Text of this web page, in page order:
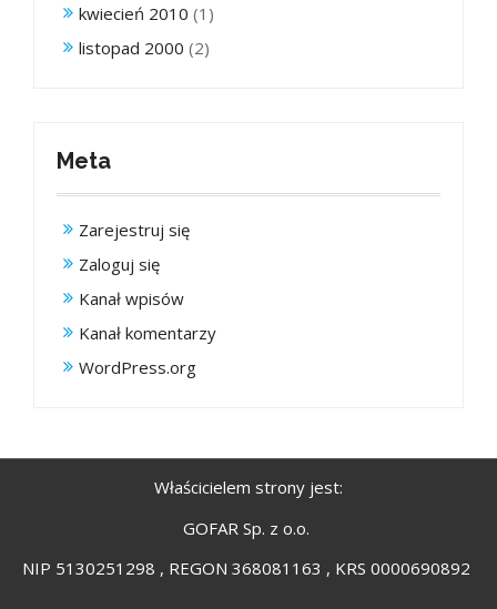
kwiecień 2010 (1)
listopad 2000 (2)
Meta
Zarejestruj się
Zaloguj się
Kanał wpisów
Kanał komentarzy
WordPress.org
Właścicielem strony jest:
GOFAR Sp. z o.o.
NIP 5130251298 , REGON 368081163 , KRS 0000690892